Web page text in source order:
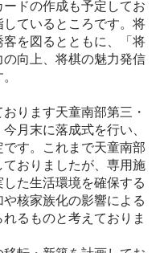
ドの作成も予定してお
ているところです。将
を図るとともに、「将
向上、将棋の魅力発信
ります天童南部第三・
月末に落成式を行い、
す。これまで天童南部
おりましたが、専用施
た生活環境を確保する
核家族化の影響による
るものと考えておりま